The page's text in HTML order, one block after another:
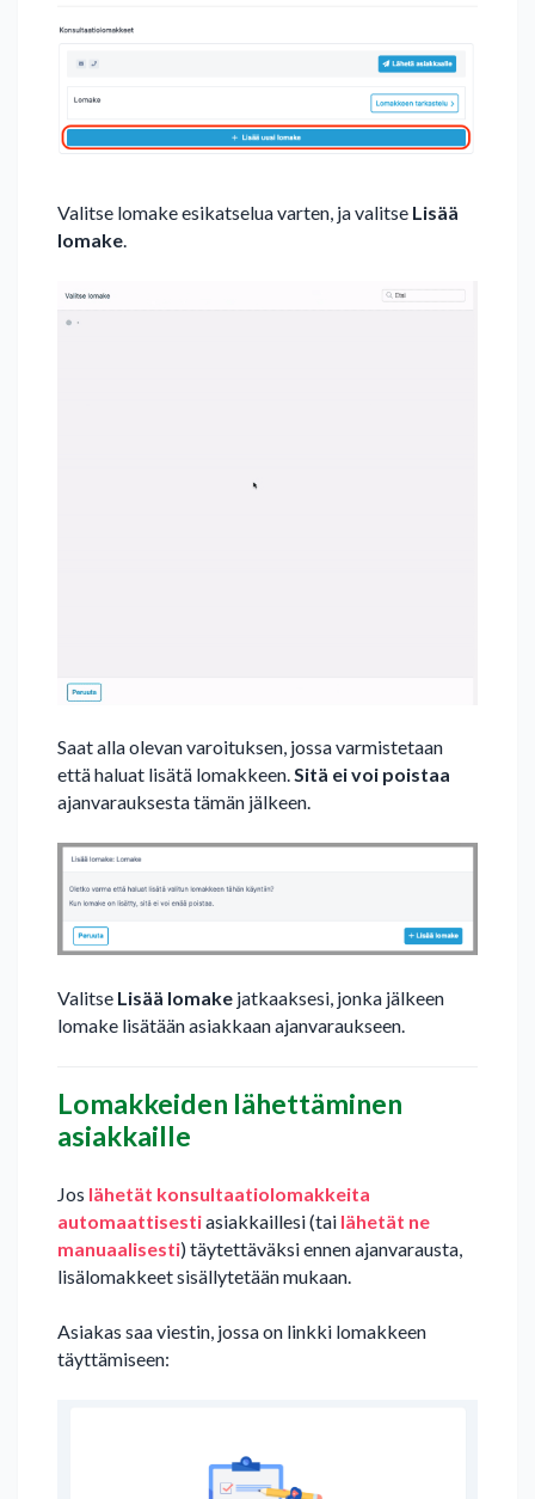
Valitse lomake esikatselua varten, ja valitse Lisää
lomake.
Saat alla olevan varoituksen, jossa varmistetaan
että haluat lisätä lomakkeen.Sitä ei voi poistaa
ajanvarauksesta tämän jälkeen.
Valitse Lisää lomake jatkaaksesi, jonka jälkeen
lomake lisätään asiakkaan ajanvaraukseen.
Lomakkeiden lähettäminen
asiakkaille
Jos lähetät konsultaatiolomakkeita
automaattisestiasiakkaillesi (tai lähetät ne
manuaalisesti) täytettäväksi ennen ajanvarausta,
lisälomakkeet sisällytetään mukaan.
Asiakas saa viestin, jossa on linkki lomakkeen
täyttämiseen: